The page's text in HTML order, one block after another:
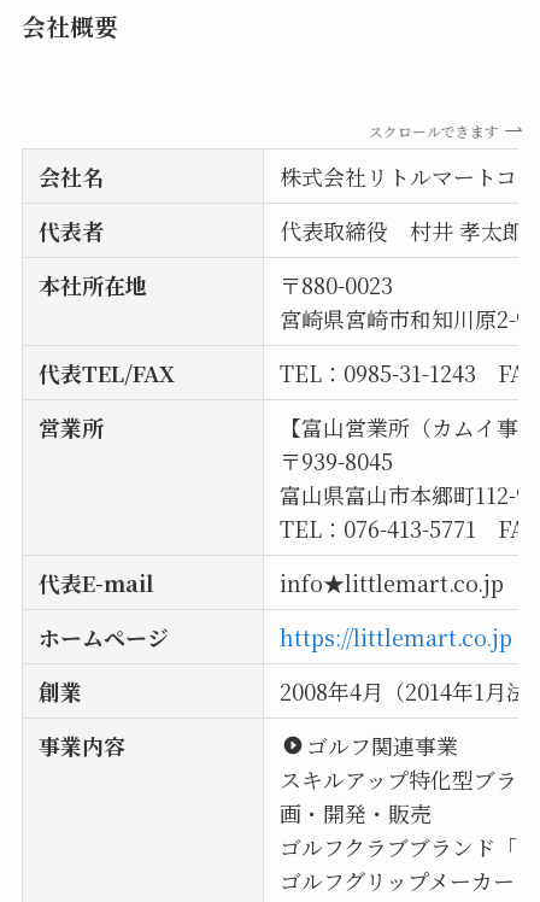
会社概要
スクロールできます
会社名
株式会社リトルマートコ
代表者
代表取締役 村井 孝太郎
本社所在地
〒880-0023
宮崎県宮崎市和知川原2-
代表TEL/FAX
TEL：0985-31-1243
営業所
【富山営業所（カムイ事
〒939-8045
富山県富山市本郷町112-9
TEL：076-413-5771
代表E-mail
info★littlemart.co.jp ※★
ホームページ
https://littlemart.co.jp
創業
2008年4月（2014年1月法
事業内容
ゴルフ関連事業
スキルアップ特化型ブラ
画・開発・販売
ゴルフクラブブランド「
ゴルフグリップメーカー